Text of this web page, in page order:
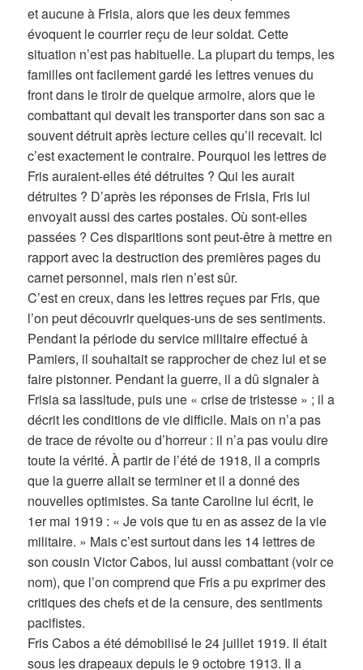
et aucune à Frisia, alors que les deux femmes
évoquent le courrier reçu de leur soldat. Cette
situation n’est pas habituelle. La plupart du temps, les
familles ont facilement gardé les lettres venues du
front dans le tiroir de quelque armoire, alors que le
combattant qui devait les transporter dans son sac a
souvent détruit après lecture celles qu’il recevait. Ici
c’est exactement le contraire. Pourquoi les lettres de
Fris auraient-elles été détruites ? Qui les aurait
détruites ? D’après les réponses de Frisia, Fris lui
envoyait aussi des cartes postales. Où sont-elles
passées ? Ces disparitions sont peut-être à mettre en
rapport avec la destruction des premières pages du
carnet personnel, mais rien n’est sûr.
C’est en creux, dans les lettres reçues par Fris, que
l’on peut découvrir quelques-uns de ses sentiments.
Pendant la période du service militaire effectué à
Pamiers, il souhaitait se rapprocher de chez lui et se
faire pistonner. Pendant la guerre, il a dû signaler à
Frisia sa lassitude, puis une « crise de tristesse » ; il a
décrit les conditions de vie difficile. Mais on n’a pas
de trace de révolte ou d’horreur : il n’a pas voulu dire
toute la vérité. À partir de l’été de 1918, il a compris
que la guerre allait se terminer et il a donné des
nouvelles optimistes. Sa tante Caroline lui écrit, le
1er mai 1919 : « Je vois que tu en as assez de la vie
militaire. » Mais c’est surtout dans les 14 lettres de
son cousin Victor Cabos, lui aussi combattant (voir ce
nom), que l’on comprend que Fris a pu exprimer des
critiques des chefs et de la censure, des sentiments
pacifistes.
Fris Cabos a été démobilisé le 24 juillet 1919. Il était
sous les drapeaux depuis le 9 octobre 1913. Il a